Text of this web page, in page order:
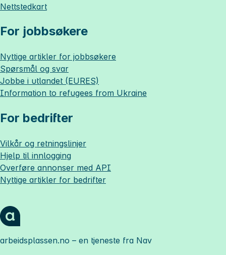
Nettstedkart
For jobbsøkere
Nyttige artikler for jobbsøkere
Spørsmål og svar
Jobbe i utlandet (EURES)
Information to refugees from Ukraine
For bedrifter
Vilkår og retningslinjer
Hjelp til innlogging
Overføre annonser med API
Nyttige artikler for bedrifter
arbeidsplassen.no – en tjeneste fra Nav